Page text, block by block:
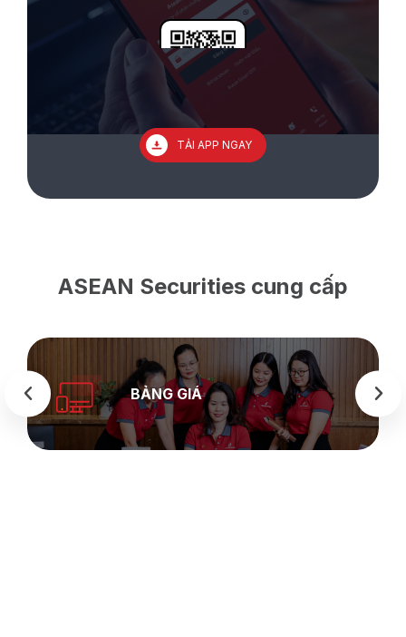
TẢI APP NGAY
ASEAN Securities cung cấp
BẢNG GIÁ